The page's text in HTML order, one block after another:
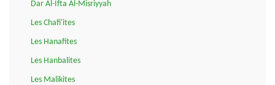
Dar Al-Ifta Al-Misriyyah
Les Chafi'ites
Les Hanafites
Les Hanbalites
Les Malikites